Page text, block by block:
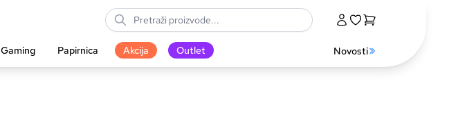
Gaming Papirnica Akcija Outlet Novosti